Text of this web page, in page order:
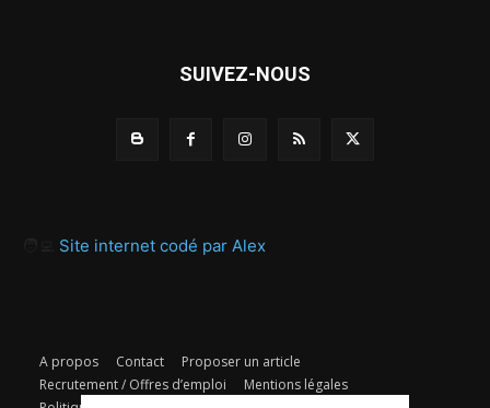
SUIVEZ-NOUS
Site internet codé par Alex
A propos Contact
Proposer un article
Recrutement / Offres d’emploi
Mentions légales